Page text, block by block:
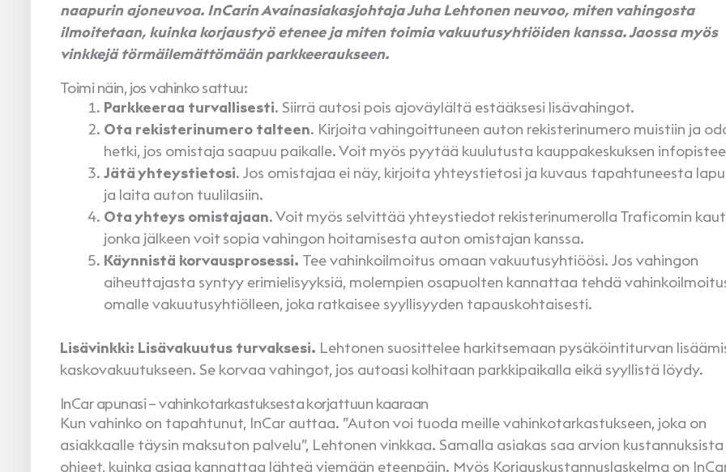
naapurin ajoneuvoa. InCarin Avainasiakasjohtaja Juha Lehtonen neuvoo, miten vahingosta
ilmoitetaan, kuinka korjaustyö etenee ja miten toimia vakuutusyhtiöiden kanssa. Jaossa myös
vinkkejä törmäilemättömään parkkeeraukseen.
Toimi näin, jos vahinko sattuu:
Parkkeeraa turvallisesti. Siirrä autosi pois ajoväylältä estääksesi lisävahingot.
Ota rekisterinumero talteen. Kirjoita vahingoittuneen auton rekisterinumero muistiin ja
hetki, jos omistaja saapuu paikalle. Voit myös pyytää kuulutusta kauppakeskuksen
Jätä yhteystietosi. Jos omistajaa ei näy, kirjoita yhteystietosi ja kuvaus tapahtuneesta
ja laita auton tuulilasiin.
Ota yhteys omistajaan. Voit myös selvittää yhteystiedot rekisterinumerolla Traficomin
jonka jälkeen voit sopia vahingon hoitamisesta auton omistajan kanssa.
Käynnistä korvausprosessi. Tee vahinkoilmoitus omaan vakuutusyhtiöösi. Jos vahingon
aiheuttajasta syntyy erimielisyyksiä, molempien osapuolten kannattaa tehdä
omalle vakuutusyhtiölleen, joka ratkaisee syyllisyyden tapauskohtaisesti.
Lisävinkki: Lisävakuutus turvaksesi. Lehtonen suosittelee harkitsemaan pysäköintiturvan
kaskovakuutukseen. Se korvaa vahingot, jos autoasi kolhitaan parkkipaikalla eikä syyllistä löydy.
InCar apunasi – vahinkotarkastuksesta korjattuun kaaraan
Kun vahinko on tapahtunut, InCar auttaa. ”Auton voi tuoda meille vahinkotarkastukseen, joka on
asiakkaalle täysin maksuton palvelu”, Lehtonen vinkkaa. Samalla asiakas saa arvion kustannuksista
ohjeet, kuinka asiaa kannattaa lähteä viemään eteenpäin. Myös Korjauskustannuslaskelma on